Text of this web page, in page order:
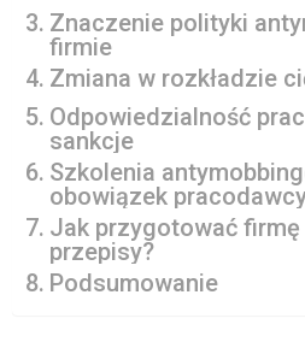
Znaczenie polityki
firmie
Zmiana w rozkładzie
Odpowiedzialność
sankcje
Szkolenia
obowiązek
Jak przygotować firmę
przepisy?
Podsumowanie